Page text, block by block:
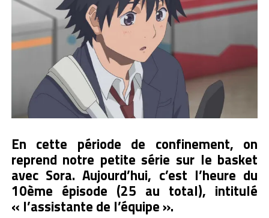
En cette période de confinement, on
reprend notre petite série sur le basket
avec Sora. Aujourd’hui, c’est l’heure du
10ème épisode (25 au total), intitulé
« l’assistante de l’équipe ».